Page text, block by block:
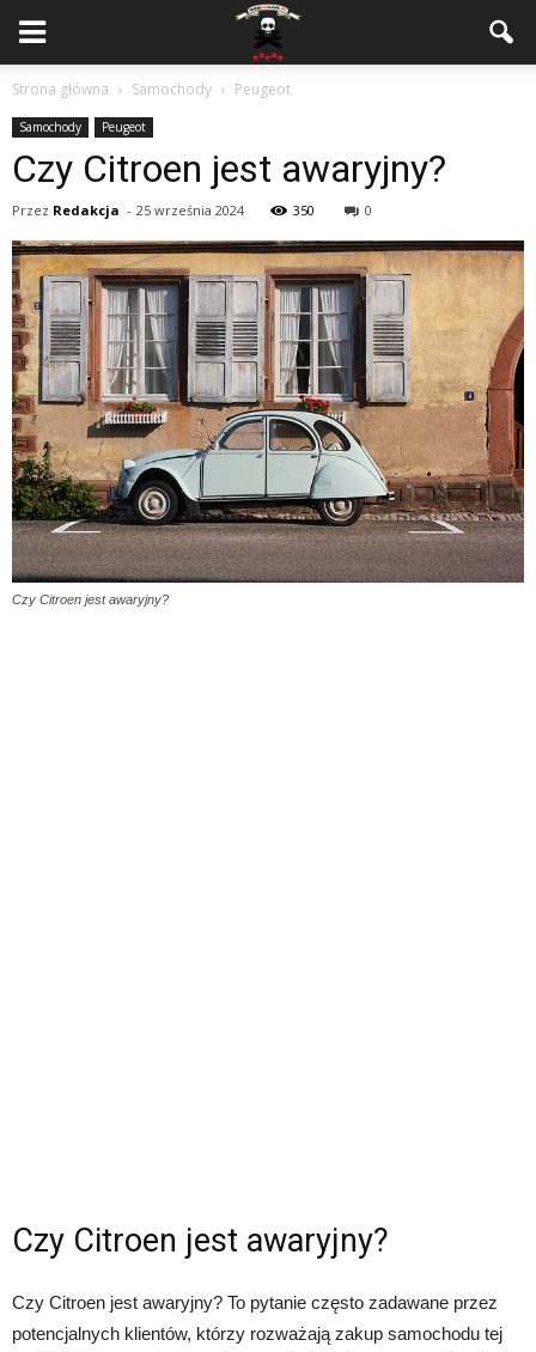
Strona główna Samochody Peugeot
Samochody Peugeot
Czy Citroen jest awaryjny?
Przez Redakcja - 25 września 2024 350 0
Czy Citroen jest awaryjny?
Czy Citroen jest awaryjny?
Czy Citroen jest awaryjny? To pytanie często zadawane przez
potencjalnych klientów, którzy rozważają zakup samochodu tej